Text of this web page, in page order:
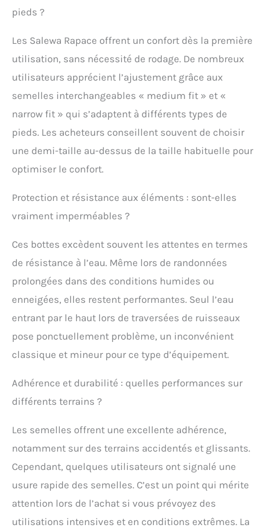
alpines pour homme
grand confort
fonction de soutien. Il
s'agit d’une solution
parcours de via ferrata et
les randonnées alpines.
Système SALEWA 3F
breveté : grâce au
système breveté 3F de
jour une très grande
souplesse, un
précis et un maintien
ferme de la cheville. WTC
Vibram Wrapping Thread
Combi : les chaussures
sont dotées de motifs
antidérapants pour une
sensation de marche
naturelle, grâce à leur
semelle extérieure
Combi. Doublure Gore-
Performance-Comfort
trekking pour homme
offre une protection
efficace contre les
intempéries, un confort
thermique optimal et elle
est en outre
imperméable et
pieds ?
Les Salewa Rapace offrent un confort dès la première
utilisation, sans nécessité de rodage. De nombreux
utilisateurs apprécient l’ajustement grâce aux
semelles interchangeables « medium fit » et «
narrow fit » qui s’adaptent à différents types de
pieds. Les acheteurs conseillent souvent de choisir
une demi-taille au-dessus de la taille habituelle pour
optimiser le confort.
Protection et résistance aux éléments : sont-elles
vraiment imperméables ?
Ces bottes excèdent souvent les attentes en termes
de résistance à l’eau. Même lors de randonnées
prolongées dans des conditions humides ou
enneigées, elles restent performantes. Seul l’eau
entrant par le haut lors de traversées de ruisseaux
pose ponctuellement problème, un inconvénient
classique et mineur pour ce type d’équipement.
Adhérence et durabilité : quelles performances sur
différents terrains ?
Les semelles offrent une excellente adhérence,
notamment sur des terrains accidentés et glissants.
Cependant, quelques utilisateurs ont signalé une
usure rapide des semelles. C’est un point qui mérite
attention lors de l’achat si vous prévoyez des
utilisations intensives et en conditions extrêmes. La